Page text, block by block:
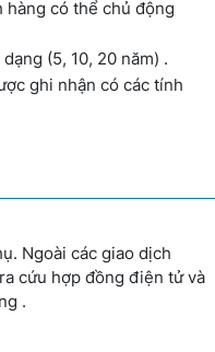
hàng có thể chủ động
(5, 10, 20 năm) .
ghi nhận có các tính
Ngoài các giao dịch
cứu hợp đồng điện tử và
.